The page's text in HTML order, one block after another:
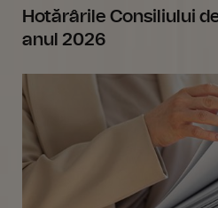
Hotărârile Consiliului
anul 2026